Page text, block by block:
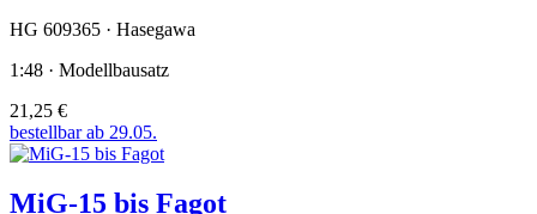
HG 609365 · Hasegawa
1:48 · Modellbausatz
21,25 €
bestellbar ab 29.05.
MiG-15 bis Fagot